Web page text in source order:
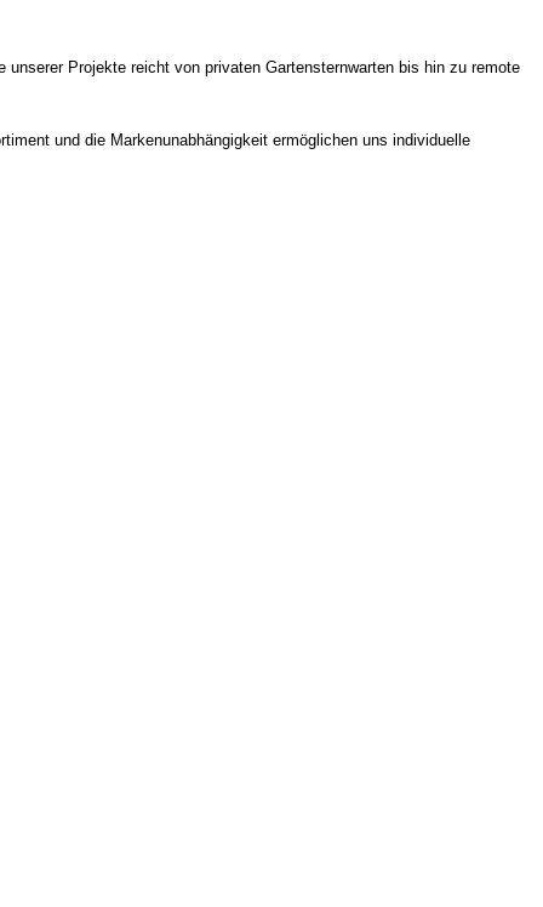
Projekte reicht von privaten Gartensternwarten bis hin zu remote
und die Markenunabhängigkeit ermöglichen uns individuelle